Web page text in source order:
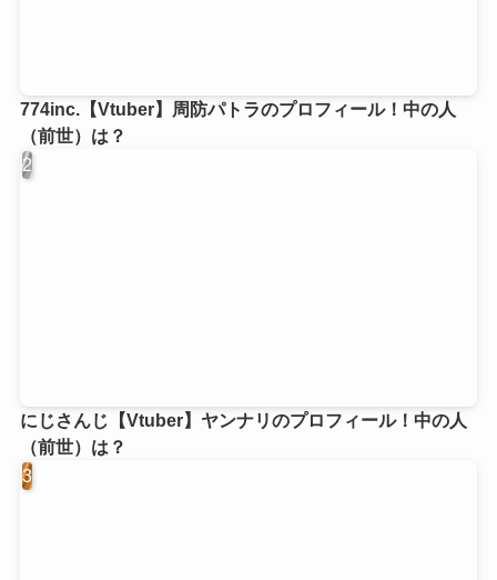
774inc.【Vtuber】周防パトラのプロフィール！中の人
（前世）は？
にじさんじ【Vtuber】ヤンナリのプロフィール！中の人
（前世）は？